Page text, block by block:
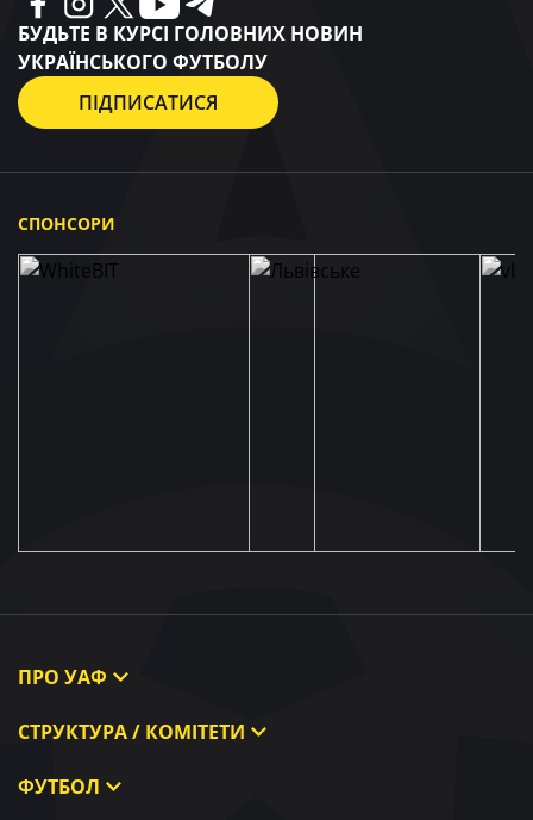
БУДЬТЕ В КУРСІ ГОЛОВНИХ НОВИН
УКРАЇНСЬКОГО ФУТБОЛУ
ПІДПИСАТИСЯ
СПОНСОРИ
ПРО УАФ
Про УАФ
Члени УАФ
СТРУКТУРА / КОМІТЕТИ
Виконавчий комітет
ФУТБОЛ